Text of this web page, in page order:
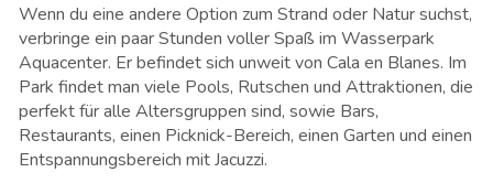
Wenn du eine andere Option zum Strand oder Natur suchst,
verbringe ein paar Stunden voller Spaß im Wasserpark
Aquacenter. Er befindet sich unweit von Cala en Blanes. Im
Park findet man viele Pools, Rutschen und Attraktionen, die
perfekt für alle Altersgruppen sind, sowie Bars,
Restaurants, einen Picknick-Bereich, einen Garten und einen
Entspannungsbereich mit Jacuzzi.